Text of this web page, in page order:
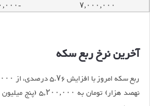
۷,۰۰۰,۰۰۰
-۳۵۰,۰۰۰
آخرین نرخ ربع سکه
نهصد هزار) تومان به